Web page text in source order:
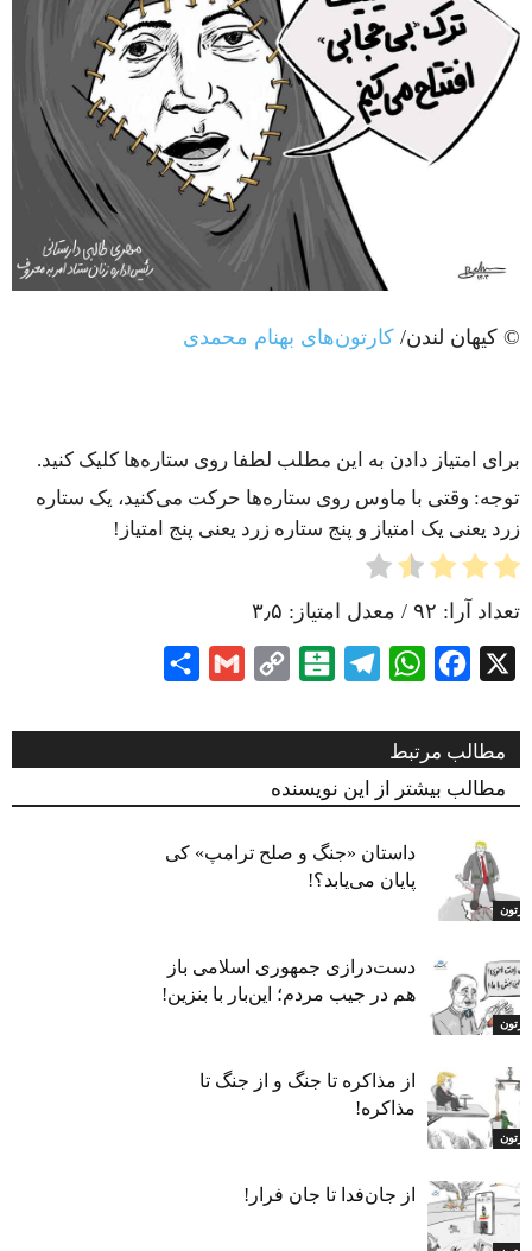
© کیهان لندن/ کارتون‌های بهنام محمدی
برای امتیاز دادن به این مطلب لطفا روی ستاره‌ها کلیک کنید.
توجه: وقتی با ماوس روی ستاره‌ها حرکت می‌کنید، یک ستاره
زرد یعنی یک امتیاز و پنج ستاره زرد یعنی پنج امتیاز!
تعداد آرا: ۹۲ / معدل امتیاز: ۳٫۵
X
Facebook
WhatsApp
Telegram
Balatarin
Copy
Gmail
مطالب مرتبط
مطالب بیشتر از این نویسنده
کارتون
داستان «جنگ و صلح ترامپ» کی
پایان می‌یابد؟!
کارتون
دست‌درازی جمهوری اسلامی باز
هم در جیب مردم؛ این‌بار با بنزین!
کارتون
از مذاکره تا جنگ و از جنگ تا
مذاکره!
از جان‌فدا تا جان فرار!